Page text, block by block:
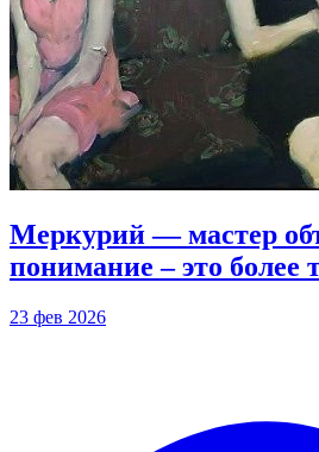
Меркурий — мастер
понимание – это более
23 фев 2026